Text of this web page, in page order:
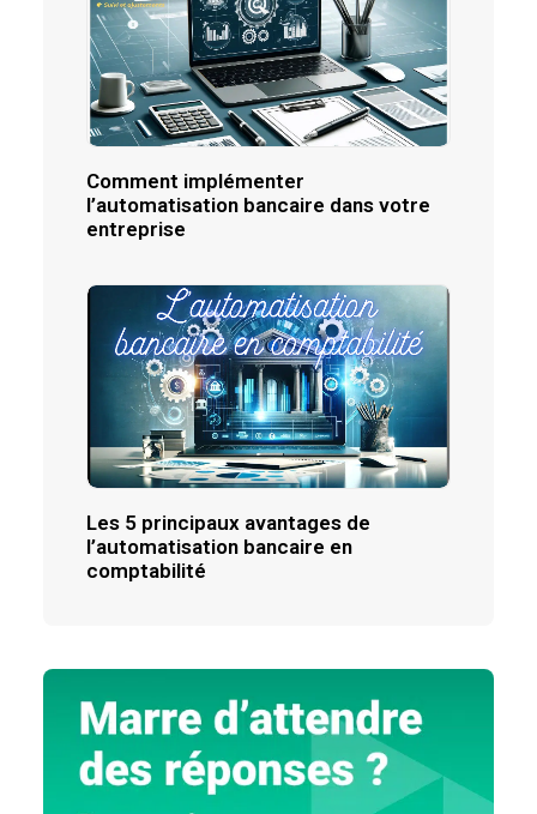
Comment implémenter
l’automatisation bancaire dans votre
entreprise
Les 5 principaux avantages de
l’automatisation bancaire en
comptabilité